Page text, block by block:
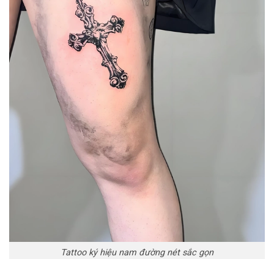
Tattoo ký hiệu nam đường nét sắc gọn